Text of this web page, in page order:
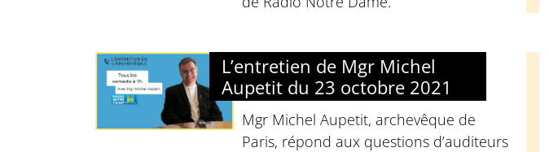
L’entretien de Mgr Michel
Aupetit du 23 octobre 2021
Mgr Michel Aupetit, archevêque de
Paris, répond aux questions d’auditeurs